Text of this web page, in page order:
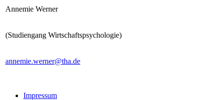
Annemie Werner
(Studiengang Wirtschaftspsychologie)
annemie.werner@tha.de
Impressum